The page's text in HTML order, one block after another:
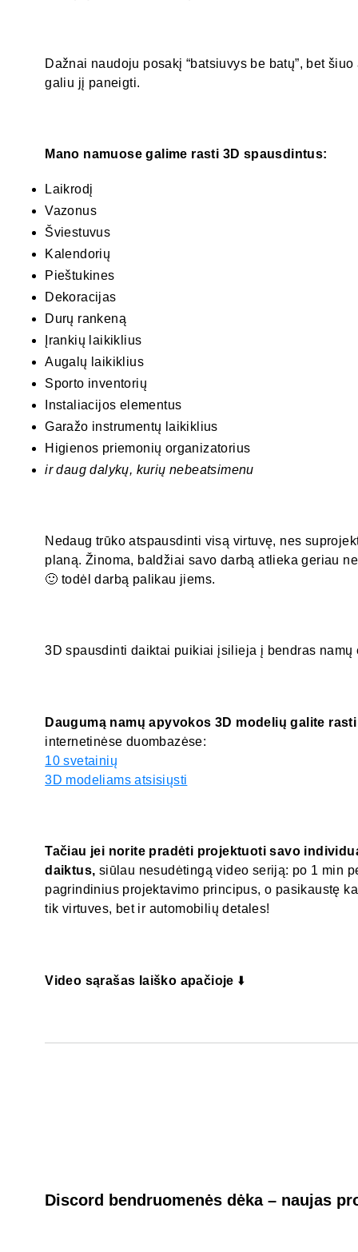
Dažnai naudoju posakį “batsiuvys be batų”, bet
galiu jį paneigti.
Mano namuose galime rasti 3D spausdintus:
Laikrodį
Vazonus
Šviestuvus
Kalendorių
Pieštukines
Dekoracijas
Durų rankeną
Įrankių laikiklius
Augalų laikiklius
Sporto inventorių
Instaliacijos elementus
Garažo instrumentų laikiklius
Higienos priemonių organizatorius
ir daug dalykų, kurių nebeatsimenu
Nedaug trūko atspausdinti visą virtuvę, nes
planą. Žinoma, baldžiai savo darbą atlieka geriau
🙂 todėl darbą palikau jiems.
3D spausdinti daiktai puikiai įsilieja į bendras namų
Daugumą namų apyvokos 3D modelių galite
internetinėse duombazėse:
10 svetainių
3D modeliams atsisiųsti
Tačiau jei norite pradėti projektuoti savo
daiktus, siūlau nesudėtingą video seriją: po 1 min
pagrindinius projektavimo principus, o pasikaustę
tik virtuves, bet ir automobilių detales!
Video sąrašas laiško apačioje ⬇️
Discord bendruomenės dėka – naujas